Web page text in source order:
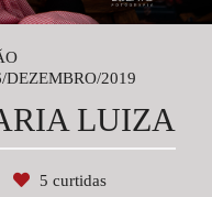
DEZEMBRO/2019
LUIZA
5 curtidas